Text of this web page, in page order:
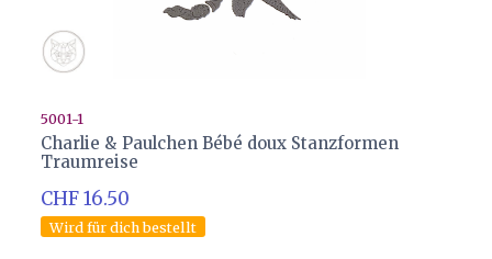
5001-1
Charlie & Paulchen Bébé doux Stanzformen
Traumreise
CHF 16.50
Wird für dich bestellt